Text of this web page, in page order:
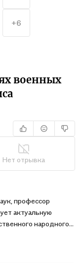
военных
Нет отрывка
+6
профессор
актуальную
народного